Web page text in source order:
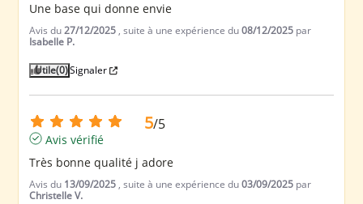
Une base qui donne envie
Avis du27/12/2025 , suite à une expérience du08/12/2025 par
Isabelle P.
Utile(0)Signaler
5/5
Avis vérifié
Très bonne qualité j adore
Avis du 13/09/2025 , suite à une expérience du03/09/2025 par
Christelle V.